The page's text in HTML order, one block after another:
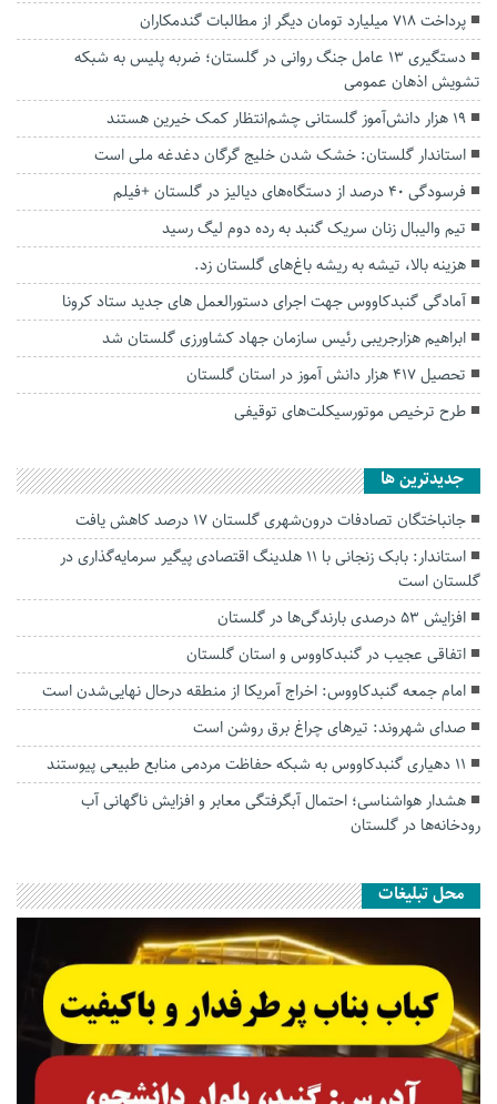
پرداخت ۷۱۸ میلیارد تومان دیگر از مطالبات گندمکاران
دستگیری ۱۳ عامل جنگ روانی در گلستان؛ ضربه پلیس به شبکه
تشویش اذهان عمومی
۱۹ هزار دانش‌آموز گلستانی چشم‌انتظار کمک خیرین هستند
استاندار گلستان: خشک شدن خلیج گرگان دغدغه ملی است
فرسودگی ۴۰ درصد از دستگاه‌های دیالیز در گلستان +فیلم
تیم والیبال زنان سریک گنبد به رده دوم لیگ رسید
هزینه بالا، تیشه به ریشه باغ‌های گلستان زد.
آمادگی گنبدکاووس جهت اجرای دستورالعمل های جدید ستاد کرونا
ابراهیم هزارجریبی رئیس سازمان جهاد کشاورزی گلستان شد
تحصیل ۴۱۷ هزار دانش آموز در استان گلستان
طرح ترخیص موتورسیکلت‌های توقیفی
جديدترين ها
جانباختگان تصادفات درون‌شهری گلستان ۱۷ درصد کاهش یافت
استاندار: بابک زنجانی با ۱۱ هلدینگ اقتصادی پیگیر سرمایه‌گذاری در
گلستان است
افزایش ۵۳ درصدی بارندگی‌ها در گلستان
اتفاقی عجیب در‌ گنبدکاووس و استان گلستان
امام جمعه گنبدکاووس: اخراج آمریکا از منطقه درحال نهایی‌شدن است
صدای شهروند: تیرهای چراغ برق روشن است
۱۱ دهیاری گنبدکاووس به شبکه حفاظت مردمی منابع طبیعی پیوستند
هشدار هواشناسی؛ احتمال آبگرفتگی معابر و افزایش ناگهانی آب
رودخانه‌ها در گلستان
محل تبلیغات